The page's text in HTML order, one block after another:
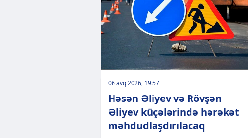
06 avq 2026, 19:57
Həsən Əliyev və Rövşən
Əliyev küçələrində hərəkət
məhdudlaşdırılacaq